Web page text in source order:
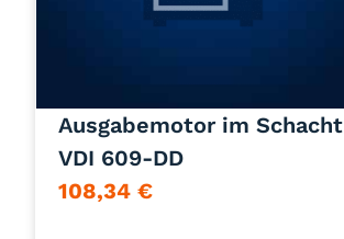
Ausgabemotor im Schacht
VDI 609-DD
108,34 €